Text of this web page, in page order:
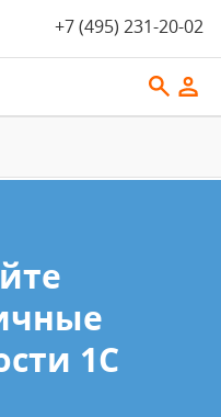
+7 (495) 231-20-02
1С